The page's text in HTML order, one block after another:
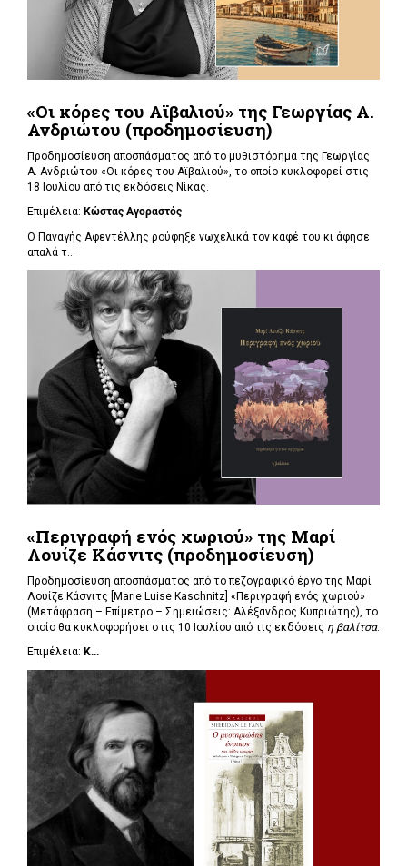
«Οι κόρες του Αϊβαλιού» της Γεωργίας Α.
Ανδριώτου (προδημοσίευση)
Προδημοσίευση αποσπάσματος από το μυθιστόρημα της Γεωργίας
Α. Ανδριώτου «Οι κόρες του Αϊβαλιού», το οποίο κυκλοφορεί στις
18 Ιουλίου από τις εκδόσεις Νίκας.
Επιμέλεια: Κώστας Αγοραστός
Ο Παναγής Αφεντέλλης ρούφηξε νωχελικά τον καφέ του κι άφησε
απαλά τ...
«Περιγραφή ενός χωριού» της Μαρί
Λουίζε Κάσνιτς (προδημοσίευση)
Προδημοσίευση αποσπάσματος από το πεζογραφικό έργο της Μαρί
Λουίζε Κάσνιτς [Marie Luise Kaschnitz] «Περιγραφή ενός χωριού»
(Μετάφραση – Επίμετρο – Σημειώσεις: Αλέξανδρος Κυπριώτης), το
οποίο θα κυκλοφορήσει στις 10 Ιουλίου από τις εκδόσεις η βαλίτσα.
Επιμέλεια: Κ...